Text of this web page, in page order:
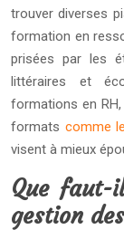
trouver diverses
formation en
prisées par les
littéraires et
formations en
formats comme
visent à mieux
Que faut-
gestion